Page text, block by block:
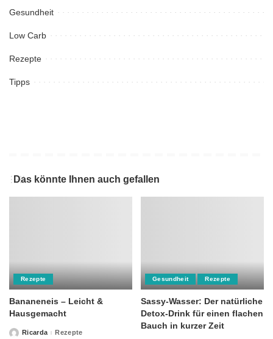
Gesundheit
Low Carb
Rezepte
Tipps
Das könnte Ihnen auch gefallen
Rezepte
Bananeneis – Leicht &
Hausgemacht
PostedRicarda Rezepte
Gesundheit Rezepte
Sassy-Wasser: Der natürliche
Detox-Drink für einen flachen
Bauch in kurzer Zeit